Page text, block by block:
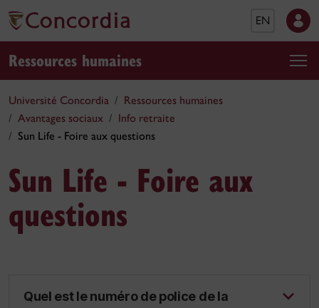
EN
Ressources humaines
Université Concordia
Ressources humaines
Avantages sociaux
Info retraite
Sun Life - Foire aux questions
Sun Life - Foire aux
questions
Quel est le numéro de police de la